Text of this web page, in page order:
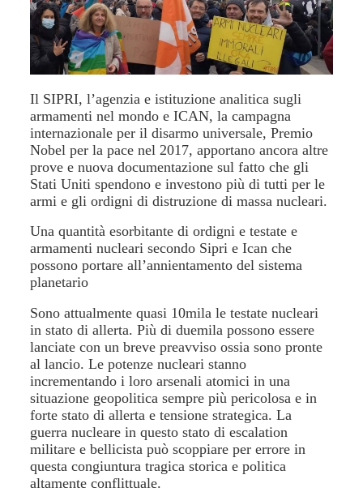
Il SIPRI, l’agenzia e istituzione analitica sugli
armamenti nel mondo e ICAN, la campagna
internazionale per il disarmo universale, Premio
Nobel per la pace nel 2017, apportano ancora altre
prove e nuova documentazione sul fatto che gli
Stati Uniti spendono e investono più di tutti per le
armi e gli ordigni di distruzione di massa nucleari.
Una quantità esorbitante di ordigni e testate e
armamenti nucleari secondo Sipri e Ican che
possono portare all’annientamento del sistema
planetario
Sono attualmente quasi 10mila le testate nucleari
in stato di allerta. Più di duemila possono essere
lanciate con un breve preavviso ossia sono pronte
al lancio. Le potenze nucleari stanno
incrementando i loro arsenali atomici in una
situazione geopolitica sempre più pericolosa e in
forte stato di allerta e tensione strategica. La
guerra nucleare in questo stato di escalation
militare e bellicista può scoppiare per errore in
questa congiuntura tragica storica e politica
altamente conflittuale.